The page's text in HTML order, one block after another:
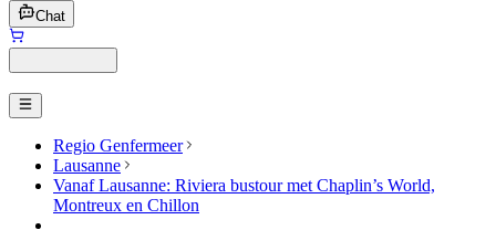
Chat
Regio Genfermeer
Lausanne
Vanaf Lausanne: Riviera bustour met Chaplin’s World,
Montreux en Chillon